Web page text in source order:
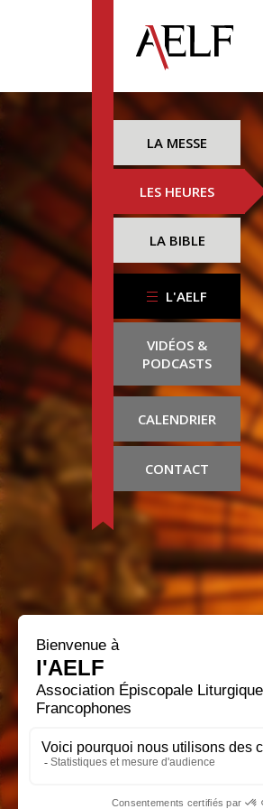
LA MESSE
LES HEURES
LA BIBLE
L'AELF
VIDÉOS &
PODCASTS
CALENDRIER
CONTACT